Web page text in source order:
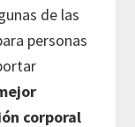
de las
personas
corporal